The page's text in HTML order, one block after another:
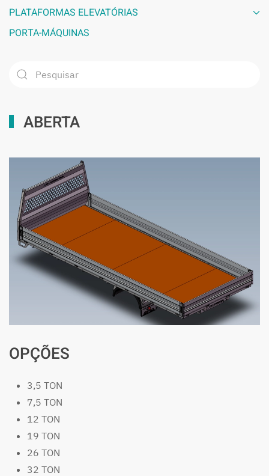
PLATAFORMAS ELEVATÓRIAS
PORTA-MÁQUINAS
ABERTA
OPÇÕES
3,5 TON
7,5 TON
12 TON
19 TON
26 TON
32 TON